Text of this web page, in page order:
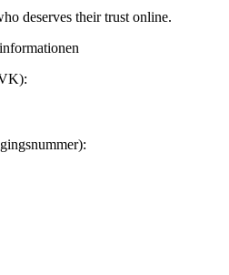
deserves their trust online.
:
: